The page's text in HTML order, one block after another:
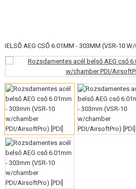
KATEGÓRIA
AIRSOFT FEGYVEREK
LÉGFEGYVEREK, CSÚZLIK
GRÁNÁTVETŐK, GRÁNÁTOK
LÖVEDÉK, GÁZ
AKKUMULÁTOROK, TÖLTŐK
TÁRAK
BELSŐ AEG CSŐ 6.01MM - 303MM (VSR-10